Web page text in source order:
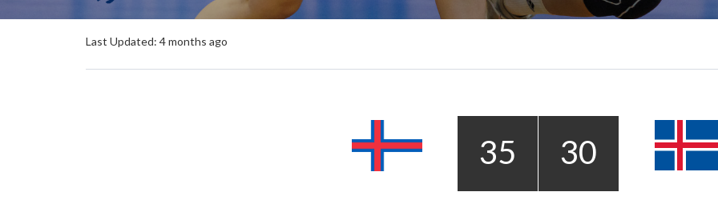
Last Updated: 4 months ago
35 30